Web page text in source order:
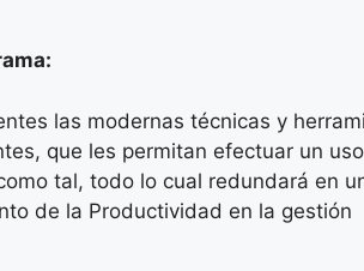
las modernas técnicas y
que les permitan efectuar un
tal, todo lo cual redundará en
de la Productividad en la gestión